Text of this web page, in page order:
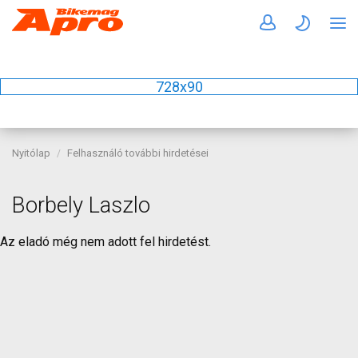
728x90
Nyitólap Felhasználó további hirdetései
Borbely Laszlo
Az eladó még nem adott fel hirdetést.